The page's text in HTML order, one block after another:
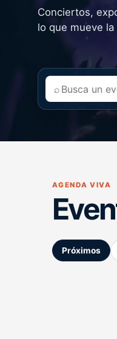
Conciertos,
lo que mueve la
⌕
AGENDA VIVA
Próximos